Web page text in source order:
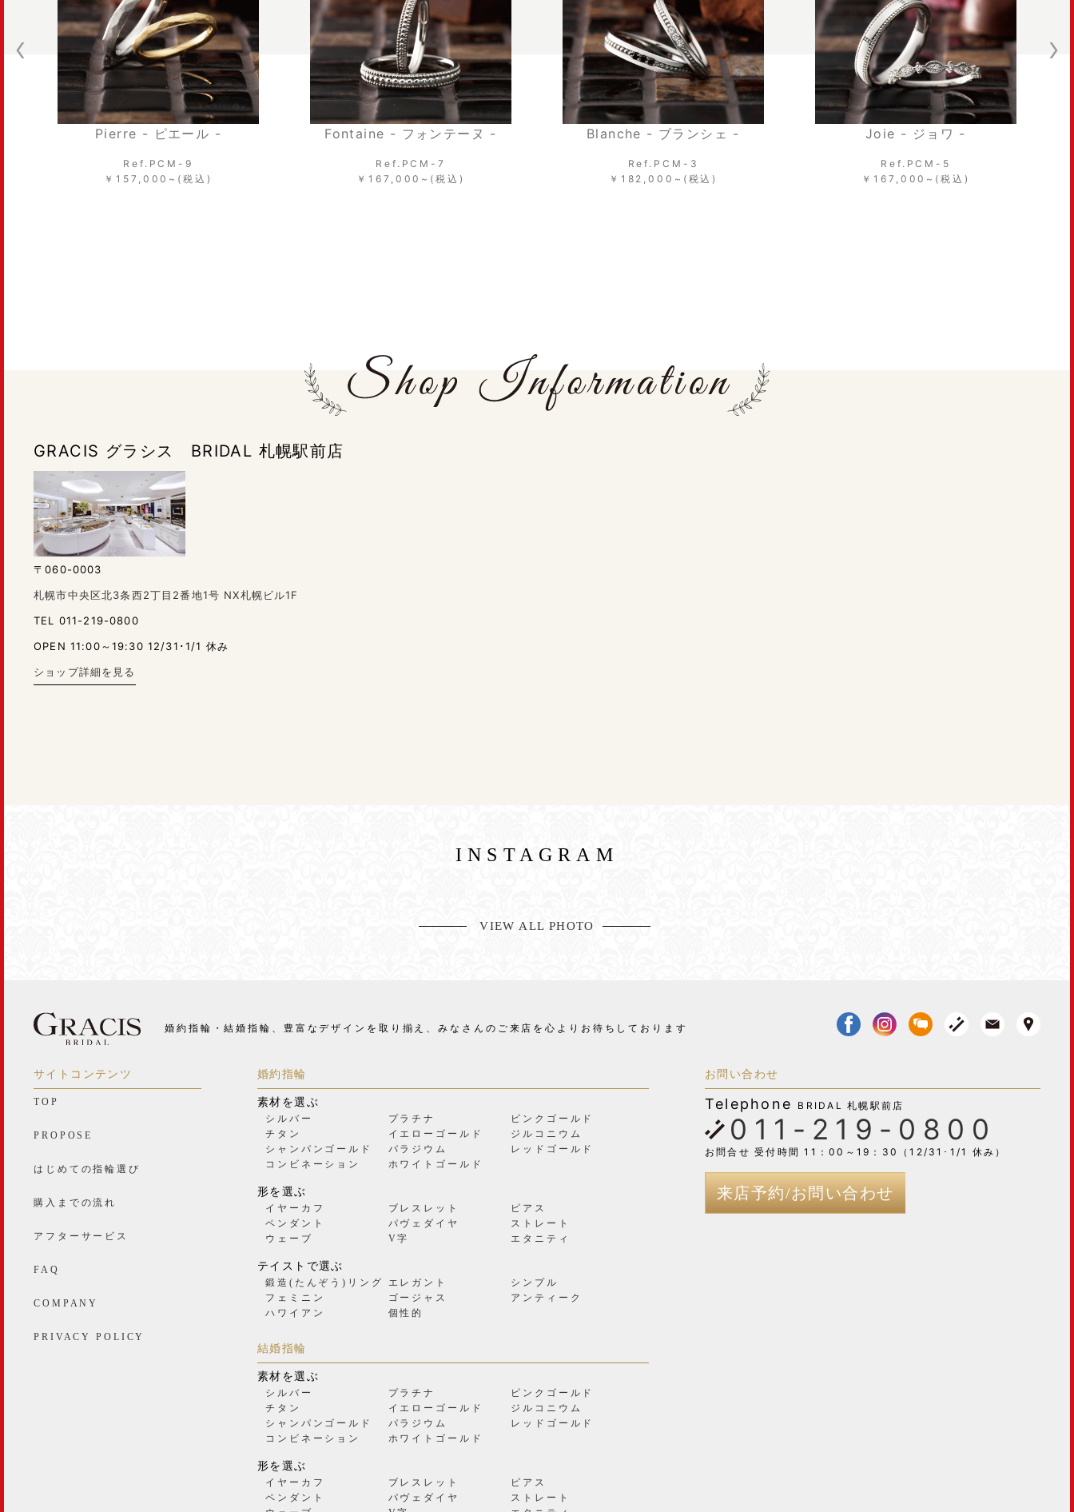
Fontaine - フォンテーヌ -
Ref.PCM-7
￥167,000~(税込)
Blanche - ブランシェ -
Ref.PCM-3
￥182,000~(税込)
Joie - ジョワ -
Ref.PCM-5
￥167,000~(税込)
Matin - マタン -
Ref.PCM-8
￥145,000~(税込)
GRACIS グラシス BRIDAL 札幌駅前店
〒060-0003
札幌市中央区北3条西2丁目2番地1号 NX札幌ビル1F
TEL 011-219-0800
OPEN 11:00～19:30 12/31･1/1 休み
ショップ詳細を見る
INSTAGRAM
VIEW ALL PHOTO
婚約指輪・結婚指輪、豊富なデザインを取り揃え、みなさんのご来店を心よりお待ちしております
サイトコンテンツ
TOP
PROPOSE
はじめての指輪選び
購入までの流れ
アフターサービス
FAQ
COMPANY
PRIVACY POLICY
婚約指輪
素材を選ぶ
シルバー プラチナ
ピンクゴールド
チタン
イエローゴールド
ジルコニウム
シャンパンゴールド
パラジウム
レッドゴールド
コンビネーション
ホワイトゴールド
形を選ぶ
イヤーカフ ブレスレット
ピアス
ペンダント
パヴェダイヤ
ストレート
ウェーブ
V字 エタニティ
テイストで選ぶ
鍛造(たんぞう)リング エレガント
シンプル
フェミニン
ゴージャス
アンティーク
ハワイアン
個性的
結婚指輪
素材を選ぶ
シルバー プラチナ
ピンクゴールド
チタン
イエローゴールド
ジルコニウム
シャンパンゴールド
パラジウム
レッドゴールド
コンビネーション
ホワイトゴールド
形を選ぶ
イヤーカフ ブレスレット
ピアス
ペンダント
パヴェダイヤ
ストレート
お問い合わせ
Telephone BRIDAL 札幌駅前店
011-219-0800
お問合せ 受付時間 11：00～19：30（12/31･1/1 休み）
来店予約/お問い合わせ